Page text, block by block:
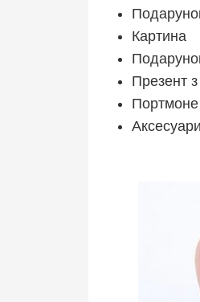
Картина
Презент з
Портмоне